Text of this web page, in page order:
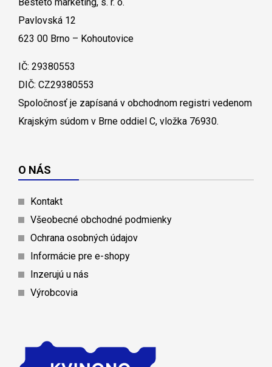
Pavlovská 12
623 00 Brno – Kohoutovice
IČ: 29380553
DIČ: CZ29380553
Spoločnosť je zapísaná v obchodnom registri vedenom
Krajským súdom v Brne oddiel C, vložka 76930.
O NÁS
Kontakt
Všeobecné obchodné podmienky
Ochrana osobných údajov
Informácie pre e-shopy
Inzerujú u nás
Výrobcovia